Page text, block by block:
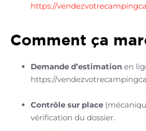
https://
Comment ça
Demande d’estimation en
https://
Contrôle sur place
vérification du dossier.